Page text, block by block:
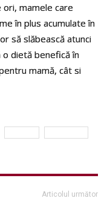
mamele care
în plus acumulate în
să slăbească atunci
dietă benefică în
mamă, cât si
Articolul următor